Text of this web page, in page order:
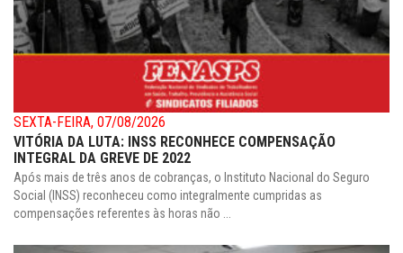
SEXTA-FEIRA, 07/08/2026
VITÓRIA DA LUTA: INSS RECONHECE COMPENSAÇÃO
INTEGRAL DA GREVE DE 2022
Após mais de três anos de cobranças, o Instituto Nacional do Seguro
Social (INSS) reconheceu como integralmente cumpridas as
compensações referentes às horas não ...